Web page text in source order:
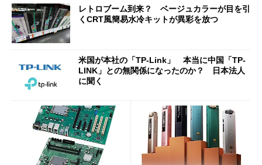
レトロブーム到来？ ベージュカラーが目を引
くCRT風簡易水冷キットが異彩を放つ
米国が本社の「TP-Link」 本当に中国「TP-
LINK」との無関係になったのか？ 日本法人
に聞く